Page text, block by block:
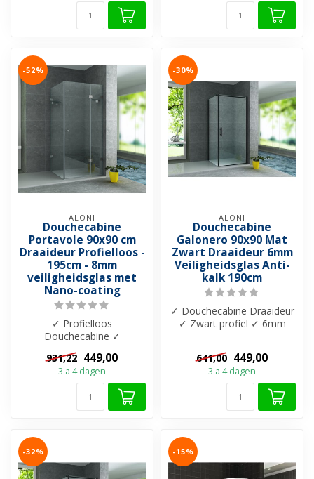
-52%
ALONI
Douchecabine
Portavole 90x90 cm
Draaideur Profielloos -
195cm - 8mm
veiligheidsglas met
Nano-coating
✓ Profielloos
Douchecabine ✓
8mm veiliegheidsglas ✓
Antik...
931,22 449,00
3 a 4 dagen
-30%
ALONI
Douchecabine
Galonero 90x90 Mat
Zwart Draaideur 6mm
Veiligheidsglas Anti-
kalk 190cm
✓ Douchecabine Draaideur
✓ Zwart profiel ✓ 6mm
641,00 449,00
3 a 4 dagen
-32% -15%